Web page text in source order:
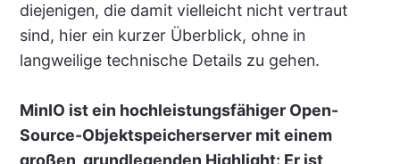
diejenigen, die damit vielleicht nicht vertraut
sind, hier ein kurzer Überblick, ohne in
langweilige technische Details zu gehen.
MinIO ist ein hochleistungsfähiger Open-
Source-Objektspeicherserver mit einem
großen, grundlegenden Highlight: Er ist